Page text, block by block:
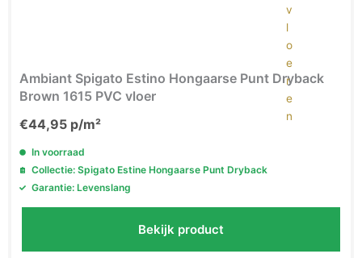
Ambiant Spigato Estino Hongaarse Punt Dryback
Brown 1615 PVC vloer
€44,95 p/m²
In voorraad
Collectie: Spigato Estine Hongaarse Punt Dryback
Garantie: Levenslang
Bekijk product